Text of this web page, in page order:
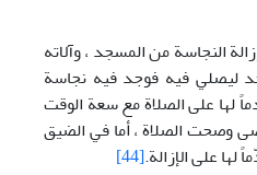
إزالة النجاسة من المسجد ، وآلاته
ليصلي فيه فوجد فيه نجاسة
لها على الصلاة مع سعة الوقت
وصحت الصلاة ، أما في الضيق
لها على الإزالة.[44]